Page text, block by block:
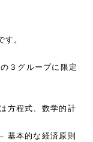
。
３グループに限定
方程式、数学的計
基本的な経済原則